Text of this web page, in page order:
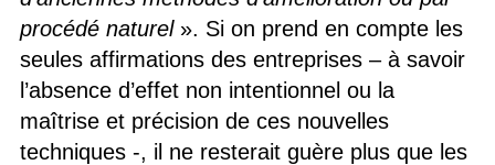
procédé naturel». Si on prend en compte les
seules affirmations des entreprises – à savoir
l’absence d’effet non intentionnel ou la
maîtrise et précision de ces nouvelles
techniques -, il ne resterait guère plus que les